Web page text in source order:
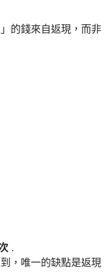
的錢來自返現，而非
.
，唯一的缺點是返現